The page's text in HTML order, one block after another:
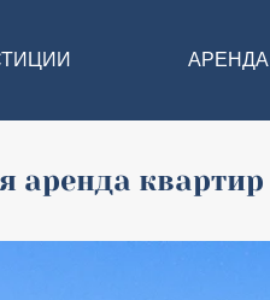
АРЕНДА
аренда квартир